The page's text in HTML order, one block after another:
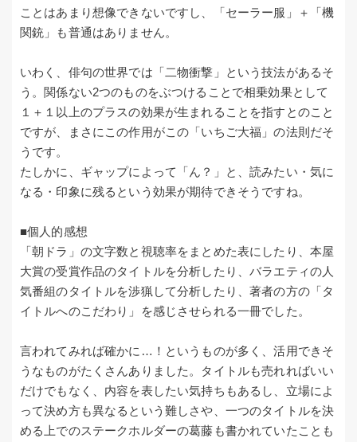
ことはあまり想像できないですし、「セーラー服」＋「機
関銃」も普通はありません。
いわく、俳句の世界では「二物衝撃」という技法があるそ
う。関係ない2つのものをぶつけることで相乗効果として
１＋１以上のプラスの効果が生まれることを指すとのこと
ですが、まさにこの作用がこの「いちご大福」の法則だそ
うです。
たしかに、ギャップによって「ん？」と、読みたい・気に
なる・印象に残るという効果が期待できそうですね。
■個人的感想
「朝ドラ」の文字数と視聴率をまとめた表にしたり、本屋
大賞の受賞作品のタイトルを分析したり、バラエティの人
気番組のタイトルを渉猟して分析したり、著者の方の「タ
イトルへのこだわり」を感じさせられる一冊でした。
言われてみれば確かに…！というものが多く、活用できそ
うなものがたくさんありました。タイトルも売れればいい
だけでもなく、内容を表したい気持ちもあるし、立場によ
って決め方も異なるという難しさや、一つのタイトルを決
める上でのステークホルダーの葛藤も書かれていたことも